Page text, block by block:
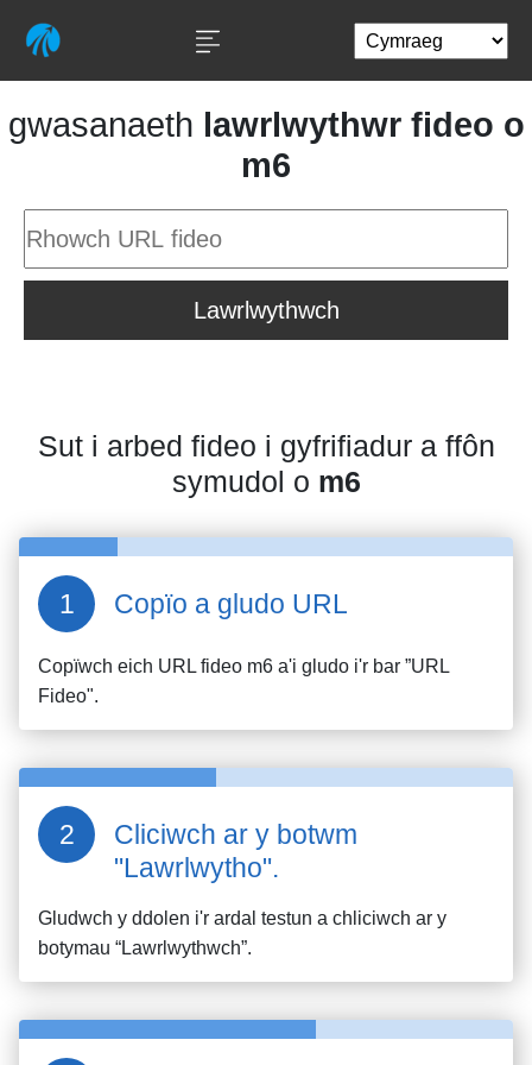
gwasanaeth lawrlwythwr fideo o
m6
Lawrlwythwch
Sut i arbed fideo i gyfrifiadur a ffôn
symudol o m6
Copïo a gludo URL
Copïwch eich URL fideo m6 a'i gludo i'r bar ”URL
Fideo".
Cliciwch ar y botwm
"Lawrlwytho".
Gludwch y ddolen i'r ardal testun a chliciwch ar y
botymau “Lawrlwythwch”.